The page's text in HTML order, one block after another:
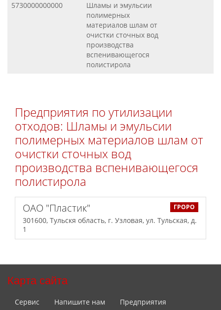
5730000000000
Шламы и эмульсии
полимерных
материалов шлам от
очистки сточных вод
производства
вспенивающегося
полистирола
Предприятия по утилизации
отходов: Шламы и эмульсии
полимерных материалов шлам от
очистки сточных вод
производства вспенивающегося
полистирола
ГРОРО
ОАО "Пластик"
301600, Тульскя область, г. Узловая, ул. Тульская, д.
1
Карта сайта
Сервис Напишите нам Предприятия